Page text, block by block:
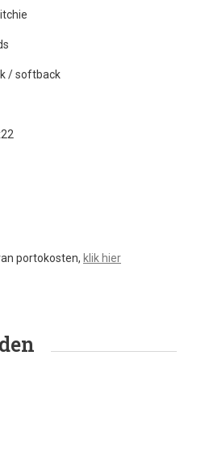
/ softback
portokosten, klik hier